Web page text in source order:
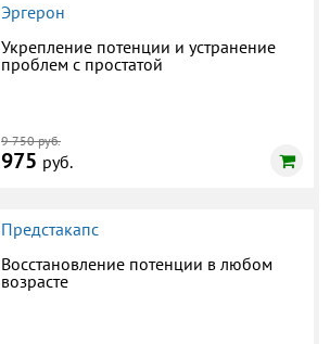
Эргерон
Укрепление потенции и устранение
проблем с простатой
9 750 руб.
975 руб.
Предстакапс
Восстановление потенции в любом
возрасте